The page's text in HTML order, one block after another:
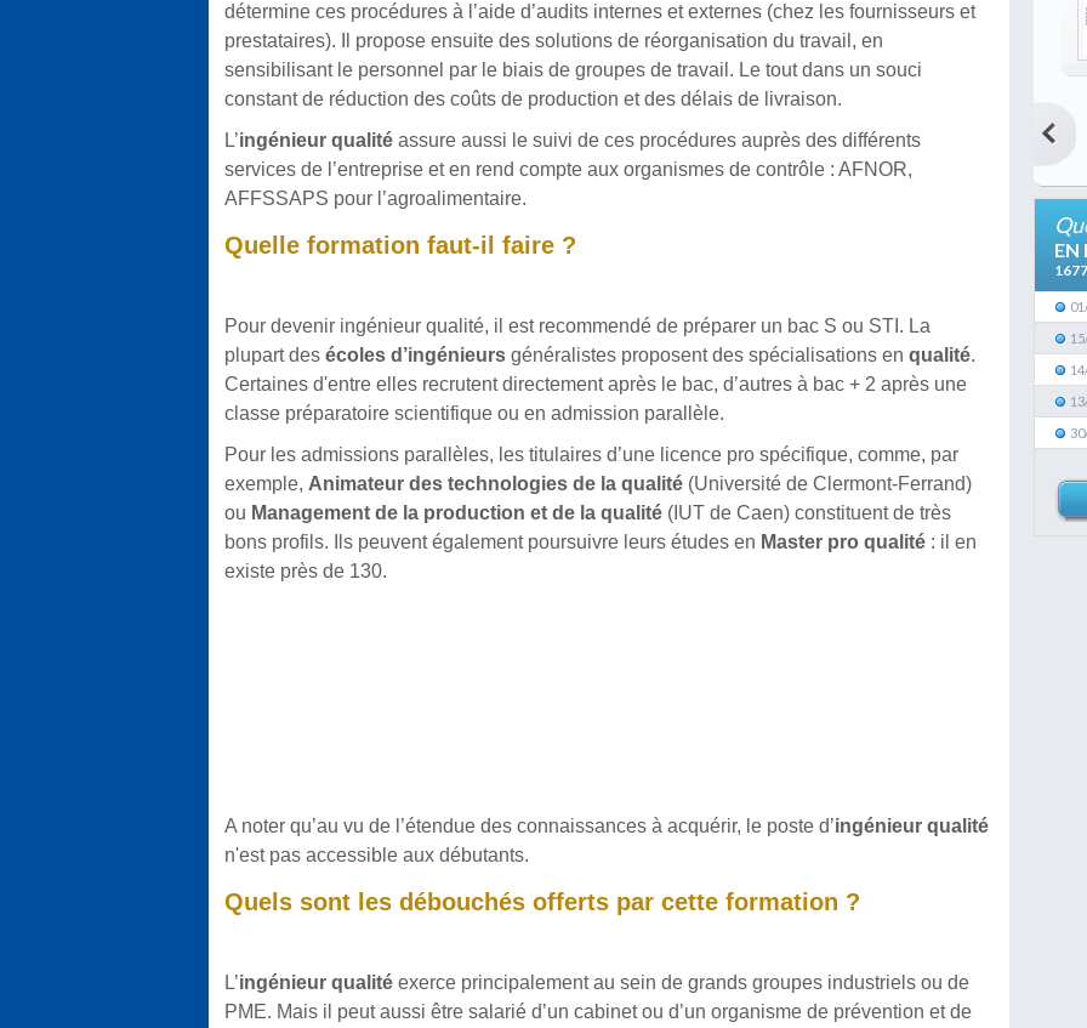
détermine ces procédures à l’aide d’audits internes et externes (chez les fournisseurs et
prestataires). Il propose ensuite des solutions de réorganisation du travail, en
sensibilisant le personnel par le biais de groupes de travail. Le tout dans un souci
constant de réduction des coûts de production et des délais de livraison.
L’ingénieur qualitéassure aussi le suivi de ces procédures auprès des différents
services de l’entreprise et en rend compte aux organismes de contrôle : AFNOR,
AFFSSAPS pour l’agroalimentaire.
Quelle formation faut-il faire ?
Pour devenir ingénieur qualité, il est recommendé de préparer un bac S ou STI. La
plupart desécoles d’ingénieurs généralistes proposent des spécialisations enqualité.
Certaines d'entre elles recrutent directement après le bac, d’autres à bac + 2 après une
classe préparatoire scientifique ou en admission parallèle.
Pour les admissions parallèles, les titulaires d’une licence pro spécifique, comme, par
exemple, Animateur des technologies de la qualité (Université de Clermont-Ferrand)
ou Management de la production et de la qualité (IUT de Caen) constituent de très
bons profils. Ils peuvent également poursuivre leurs études en Master pro qualité : il en
existe près de 130.
A noter qu’au vu de l’étendue des connaissances à acquérir, le poste d’ingénieur qualité
n'est pas accessible aux débutants.
Quels sont les débouchés offerts par cette formation ?
L’ingénieur qualité exerce principalement au sein de grands groupes industriels ou de
PME. Mais il peut aussi être salarié d’un cabinet ou d’un organisme de prévention et de
EN